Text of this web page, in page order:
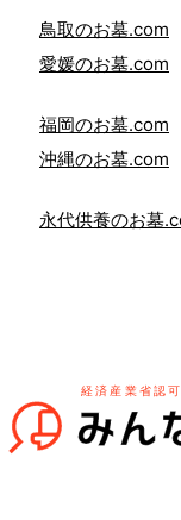
鳥取のお墓.com
愛媛のお墓.com
福岡のお墓.com
沖縄のお墓.com
永代供養のお墓